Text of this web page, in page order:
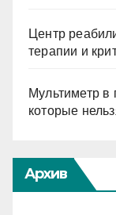
Центр
терапии и
Мультиметр
которые
Архив